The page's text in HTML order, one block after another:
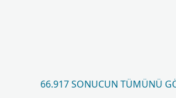
66.917 SONUCUN TÜMÜNÜ